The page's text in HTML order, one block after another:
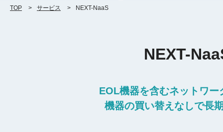
TOP サービス NEXT-NaaS
NEXT-
EOL機器を含むネットワ
機器の買い替えなしで長